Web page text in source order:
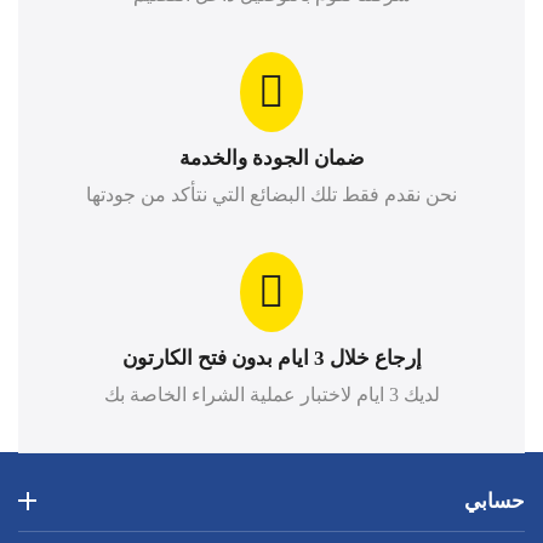
ضمان الجودة والخدمة
نحن نقدم فقط تلك البضائع التي نتأكد من جودتها
إرجاع خلال 3 ايام بدون فتح الكارتون
لديك 3 ايام لاختبار عملية الشراء الخاصة بك
حسابي